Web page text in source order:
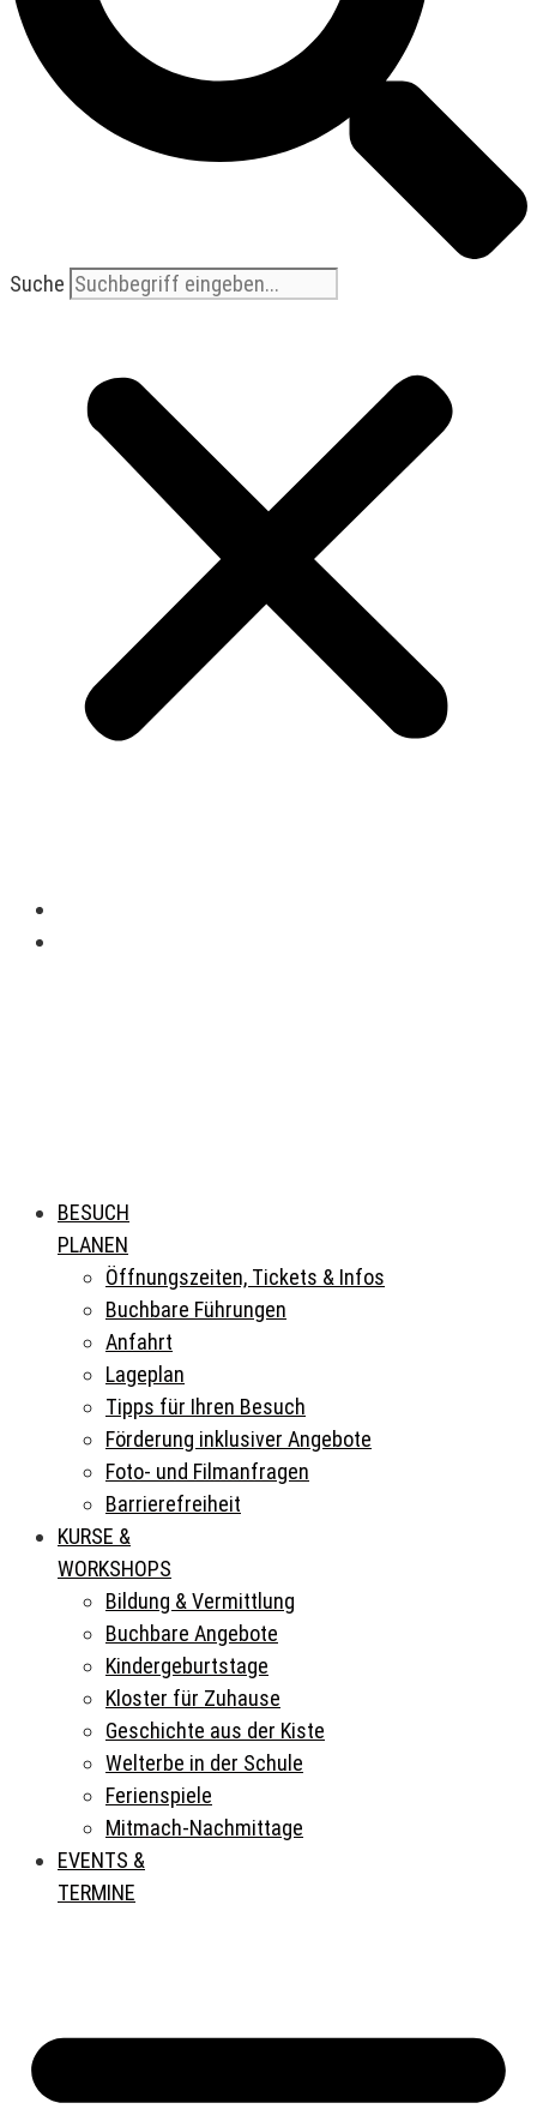
Suche
BESUCH
PLANEN
Öffnungszeiten, Tickets & Infos
Buchbare Führungen
Anfahrt
Lageplan
Tipps für Ihren Besuch
Förderung inklusiver Angebote
Foto- und Filmanfragen
Barrierefreiheit
KURSE &
WORKSHOPS
Bildung & Vermittlung
Buchbare Angebote
Kindergeburtstage
Kloster für Zuhause
Geschichte aus der Kiste
Welterbe in der Schule
Ferienspiele
Mitmach-Nachmittage
EVENTS &
TERMINE